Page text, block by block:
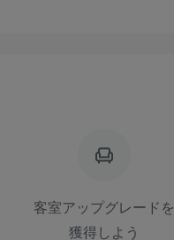
客室アップグレードを
獲得しよう